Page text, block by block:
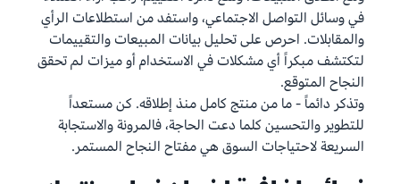
في وسائل التواصل الاجتماعي، واستفد من استطلاعات الرأي
والمقابلات. احرص على تحليل بيانات المبيعات والتقييمات
لتكتشف مبكراً أي مشكلات في الاستخدام أو ميزات لم تحقق
النجاح المتوقع.
وتذكر دائماً - ما من منتج كامل منذ إطلاقه. كن مستعداً
للتطوير والتحسين كلما دعت الحاجة، فالمرونة والاستجابة
السريعة لاحتياجات السوق هي مفتاح النجاح المستمر.